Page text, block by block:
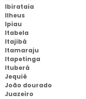
Ibirataia
Ilheus
Ipiau
Itabela
Itajibá
Itamaraju
Itapetinga
Ituberá
Jequié
João dourado
Juazeiro